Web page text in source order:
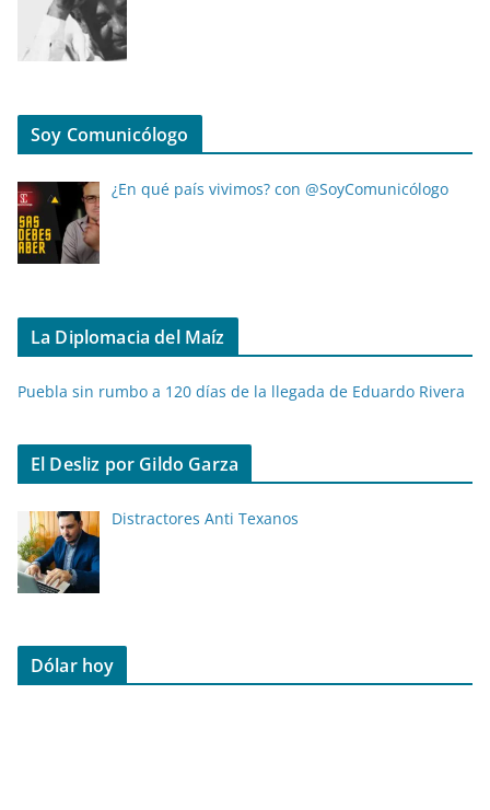
Soy Comunicólogo
¿En qué país vivimos? con @SoyComunicólogo
La Diplomacia del Maíz
Puebla sin rumbo a 120 días de la llegada de Eduardo Rivera
El Desliz por Gildo Garza
Distractores Anti Texanos
Dólar hoy